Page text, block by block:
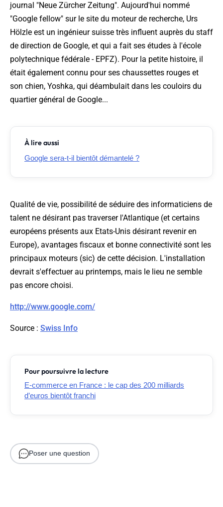
journal "Neue Zürcher Zeitung". Aujourd'hui nommé
"Google fellow" sur le site du moteur de recherche, Urs
Hölzle est un ingénieur suisse très influent auprès du staff
de direction de Google, et qui a fait ses études à l'école
polytechnique fédérale - EPFZ). Pour la petite histoire, il
était également connu pour ses chaussettes rouges et
son chien, Yoshka, qui déambulait dans les couloirs du
quartier général de Google...
À lire aussi
Google sera-t-il bientôt démantelé ?
Qualité de vie, possibilité de séduire des informaticiens de
talent ne désirant pas traverser l'Atlantique (et certains
européens présents aux Etats-Unis désirant revenir en
Europe), avantages fiscaux et bonne connectivité sont les
principaux moteurs (sic) de cette décision. L'installation
devrait s'effectuer au printemps, mais le lieu ne semble
pas encore choisi.
http://www.google.com/
Source : Swiss Info
Pour poursuivre la lecture
E-commerce en France : le cap des 200 milliards
d’euros bientôt franchi
Poser une question